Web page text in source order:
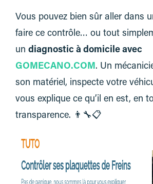
Vous pouvez bien sûr aller dans
faire ce contrôle… ou tout
un diagnostic à domicile avec
GOMECANO.COM. Un
son matériel, inspecte votre
vous explique ce qu’il en est, en
transparence. 👨‍🔧📋